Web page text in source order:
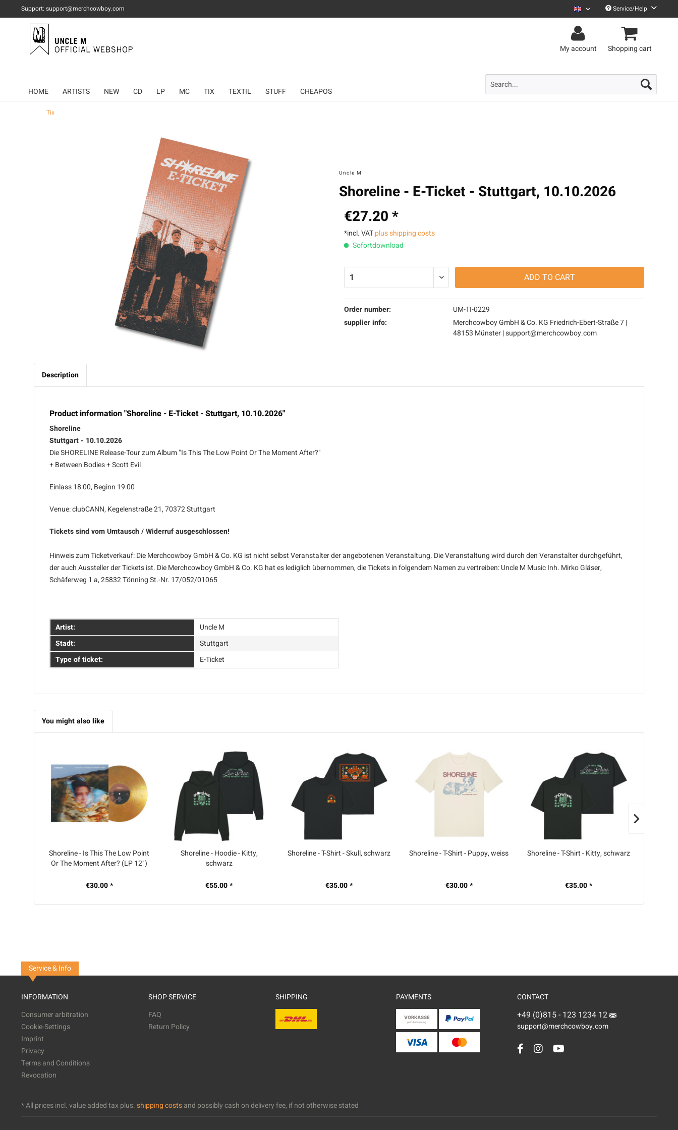
Support: support@merchcowboy.com Uncle M EnglishService/Help
My account Shopping cart
HOME ARTISTS NEW CD LP MC TIX TEXTIL STUFF CHEAPOS
Tix
Uncle M
Shoreline - E-Ticket - Stuttgart, 10.10.2026
€27.20 *
*incl. VATplus shipping costs
Sofortdownload
ADD TO CART
Order number:
UM-TI-0229
supplier info:
Merchcowboy GmbH & Co. KG Friedrich-Ebert-Straße 7 |
48153 Münster | support@merchcowboy.com
Description
Product information "Shoreline - E-Ticket - Stuttgart, 10.10.2026"
Shoreline
Stuttgart - 10.10.2026
Die SHORELINE Release-Tour zum Album "Is This The Low Point Or The Moment After?"
+ Between Bodies + Scott Evil
Einlass 18:00, Beginn 19:00
Venue: clubCANN, Kegelenstraße 21, 70372 Stuttgart
Tickets sind vom Umtausch / Widerruf ausgeschlossen!
Hinweis zum Ticketverkauf: Die Merchcowboy GmbH & Co. KG ist nicht selbst Veranstalter der angebotenen Veranstaltung. Die Veranstaltung wird durch den Veranstalter durchgeführt,
der auch Aussteller der Tickets ist. Die Merchcowboy GmbH & Co. KG hat es lediglich übernommen, die Tickets in folgendem Namen zu vertreiben: Uncle M Music Inh. Mirko Gläser,
Schäferweg 1 a, 25832 Tönning St.-Nr. 17/052/01065
Artist:
Uncle M
Stadt:
Stuttgart
Type of ticket:
E-Ticket
You might also like
Shoreline - Is This The Low Point
Or The Moment After? (LP 12")
€30.00 *
Shoreline - Hoodie - Kitty,
schwarz
€55.00 *
Shoreline - T-Shirt - Skull, schwarz
€35.00 *
Shoreline - T-Shirt - Puppy, weiss
€30.00 *
Shoreline - T-Shirt - Kitty, schwarz
€35.00 *
Service & Info
INFORMATION
Consumer arbitration
Cookie-Settings
Imprint
Privacy
Terms and Conditions
Revocation
SHOP SERVICE
FAQ
Return Policy
SHIPPING PAYMENTS CONTACT
+49 (0)815 - 123 1234 12
support@merchcowboy.com
* All prices incl. value added tax plus.shipping costsand possibly cash on delivery fee, if not otherwise stated